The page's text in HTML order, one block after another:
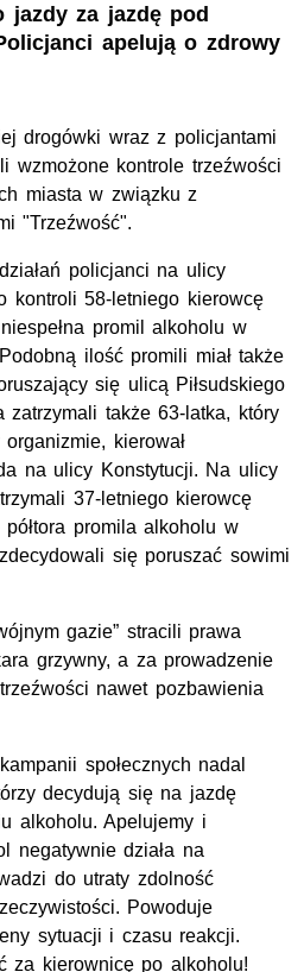
jazdy za jazdę pod
apelują o zdrowy
drogówki wraz z policjantami
wzmożone kontrole trzeźwości
miasta w związku z
"Trzeźwość".
policjanci na ulicy
kontroli 58-letniego kierowcę
promil alkoholu w
ilość promili miał także
się ulicą Piłsudskiego
zatrzymali także 63-latka, który
kierował
na ulicy Konstytucji. Na ulicy
37-letniego kierowcę
promila alkoholu w
się poruszać sowimi
gazie” stracili prawa
grzywny, a za prowadzenie
nawet pozbawienia
społecznych nadal
decydują się na jazdę
alkoholu. Apelujemy i
negatywnie działa na
do utraty zdolność
Powoduje
sytuacji i czasu reakcji.
za kierownicę po alkoholu!